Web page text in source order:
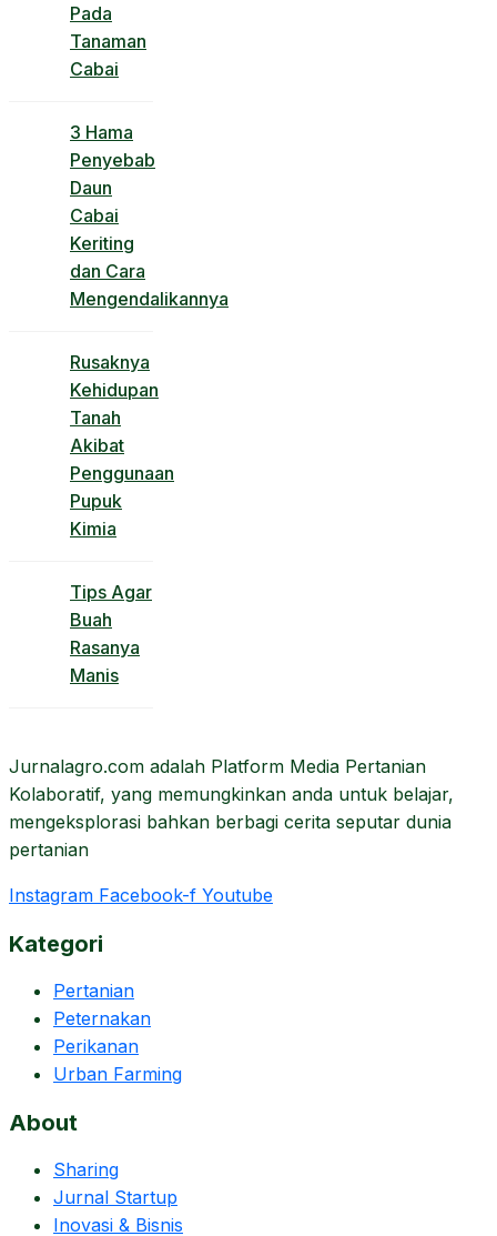
Pada
Tanaman
Cabai
3 Hama
Penyebab
Daun
Cabai
Keriting
dan Cara
Mengendalikannya
Rusaknya
Kehidupan
Tanah
Akibat
Penggunaan
Pupuk
Kimia
Tips Agar
Buah
Rasanya
Manis
Jurnalagro.com adalah Platform Media Pertanian
Kolaboratif, yang memungkinkan anda untuk belajar,
mengeksplorasi bahkan berbagi cerita seputar dunia
pertanian
Instagram Facebook-f Youtube
Kategori
Pertanian
Peternakan
Perikanan
Urban Farming
About
Sharing
Jurnal Startup
Inovasi & Bisnis